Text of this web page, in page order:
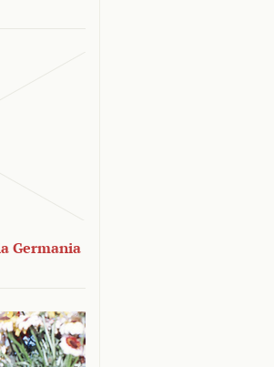
Germania